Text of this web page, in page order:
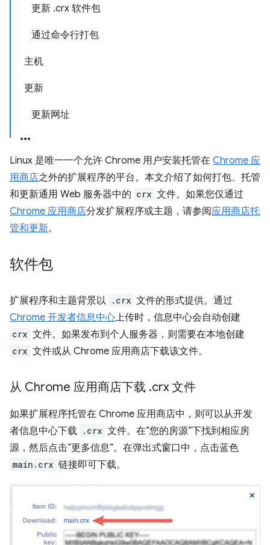
更新 .crx 软件包
通过命令行打包
主机
更新
更新网址
Linux 是唯一一个允许 Chrome 用户安装托管在 Chrome 应
用商店之外的扩展程序的平台。本文介绍了如何打包、托管
和更新通用 Web 服务器中的 crx 文件。如果您仅通过
Chrome 应用商店分发扩展程序或主题，请参阅应用商店托
管和更新。
软件包
扩展程序和主题背景以 .crx 文件的形式提供。通过
Chrome 开发者信息中心上传时，信息中心会自动创建
crx 文件。如果发布到个人服务器，则需要在本地创建
crx 文件或从 Chrome 应用商店下载该文件。
从 Chrome 应用商店下载 .crx 文件
如果扩展程序托管在 Chrome 应用商店中，则可以从开发
者信息中心下载 .crx 文件。在“您的房源”下找到相应房
源，然后点击“更多信息”。在弹出式窗口中，点击蓝色
main.crx 链接即可下载。